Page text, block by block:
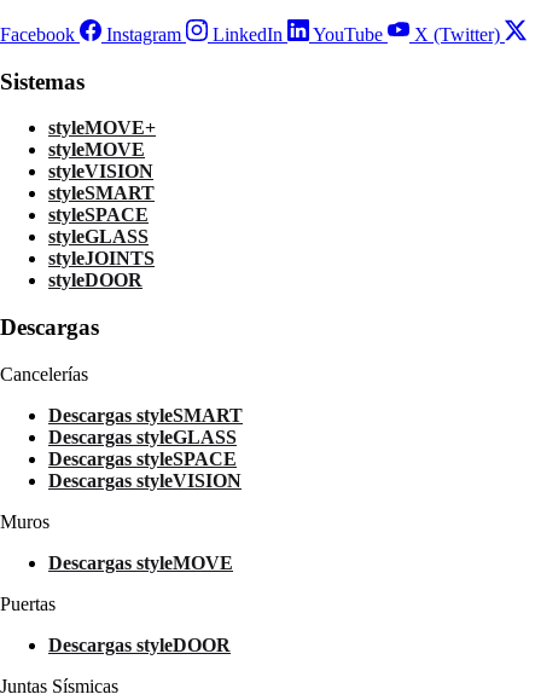
Facebook Instagram LinkedIn YouTube X (Twitter)
Sistemas
styleMOVE+
styleMOVE
styleVISION
styleSMART
styleSPACE
styleGLASS
styleJOINTS
styleDOOR
Descargas
Cancelerías
Descargas styleSMART
Descargas styleGLASS
Descargas styleSPACE
Descargas styleVISION
Muros
Descargas styleMOVE
Puertas
Descargas styleDOOR
Juntas Sísmicas